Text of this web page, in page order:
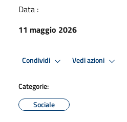
Data :
11 maggio 2026
Condividi Vedi azioni
Categorie:
Sociale